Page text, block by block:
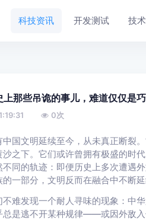
科技资讯 开发测试 技
那些吊诡的事儿，难道仅仅是
0次
国文明延续至今，从未真正断裂
之下。它们或许曾拥有极盛的时
同的轨迹：即便历史上多次遭遇
一部分，文明反而在融合中不断延
难发现一个耐人寻味的现象：中
总是逃不开某种规律——或因外敌